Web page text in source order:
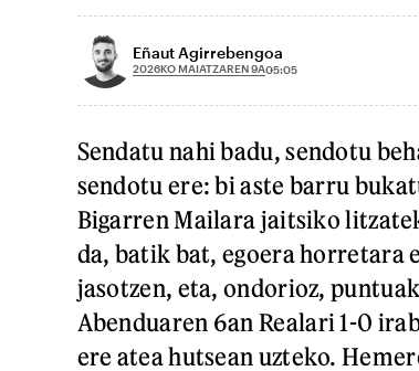
Eñaut Agirrebengoa
2026KO MAIATZAREN 9A05:05
Sendatu nahi badu, sendotu
sendotu ere: bi aste barru
Bigarren Mailara jaitsiko
da, batik bat, egoera horretara
jasotzen, eta, ondorioz,
Abenduaren 6an Realari 1-0
ere atea hutsean uzteko.